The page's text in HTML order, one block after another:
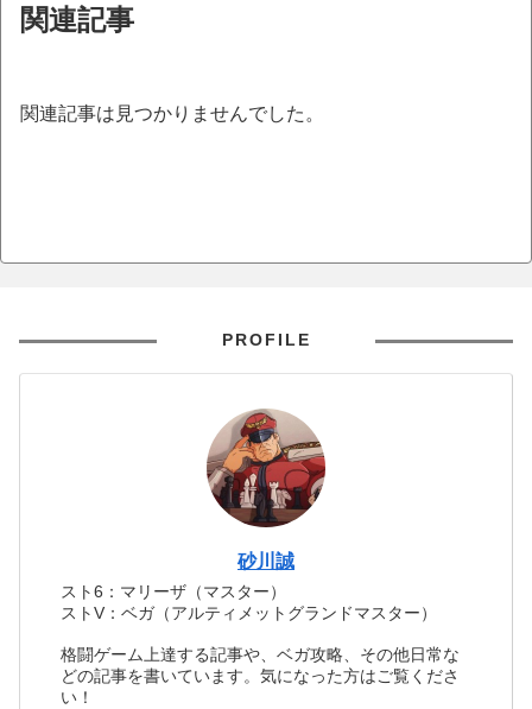
関連記事
関連記事は見つかりませんでした。
PROFILE
砂川誠
スト6：マリーザ（マスター）
ストV：ベガ（アルティメットグランドマスター）
格闘ゲーム上達する記事や、ベガ攻略、その他日常な
どの記事を書いています。気になった方はご覧くださ
い！